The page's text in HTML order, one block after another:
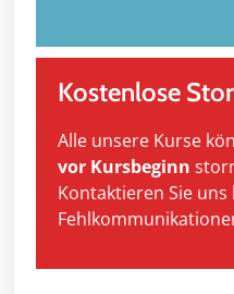
Kostenlose
Alle unsere Kurse
vor Kursbeginn
Kontaktieren Sie